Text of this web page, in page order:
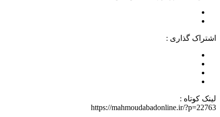
اشتراک گذاری :
لینک کوتاه :
https://mahmoudabadonline.ir/?p=22763